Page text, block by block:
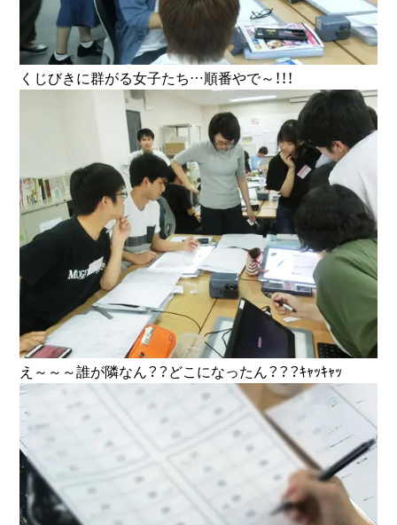
くじびきに群がる女子たち…順番やで～！！！
え～～～誰が隣なん？？どこになったん？？？ｷｬｯｷｬｯ